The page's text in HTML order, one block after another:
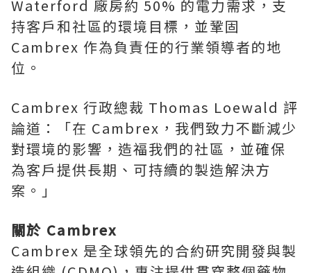
Waterford 廠房約 50% 的電力需求，支
持客戶和社區的環境目標，並鞏固
Cambrex 作為負責任的行業領導者的地
位。
Cambrex 行政總裁 Thomas Loewald 評
論道：「在 Cambrex，我們致力不斷減少
對環境的影響，造福我們的社區，並確保
為客戶提供長期、可持續的製造解決方
案。 」
關於 Cambrex
Cambrex 是全球領先的合約研究開發與製